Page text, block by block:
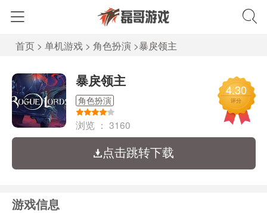
首页 > 单机游戏 > 角色扮演 >暴戾领主
暴戾领主
角色扮演
浏览 ： 3160
4.30
评分
点击跳转下载
游戏信息